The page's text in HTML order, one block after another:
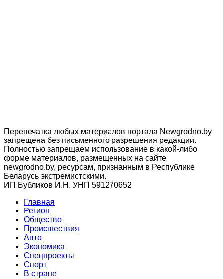
Перепечатка любых материалов портала Newgrodno.by
запрещена без письменного разрешения редакции.
Полностью запрещаем использование в какой-либо
форме материалов, размещенных на сайте
newgrodno.by, ресурсам, признанным в Республике
Беларусь экстремистскими.
ИП Бубликов И.Н. УНП 591270652
Главная
Регион
Общество
Происшествия
Авто
Экономика
Спецпроекты
Cпорт
В стране